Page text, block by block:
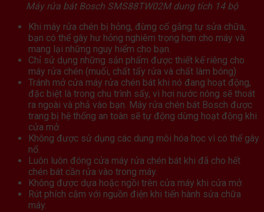
Máy rửa bát Bosch SMS88TW02M dung tích 14 bộ
Khi máy rửa chén bị hỏng, đừng cố gắng tự sửa chữa,
bạn có thể gây hư hỏng nghiêm trọng hơn cho máy và
mang lại những nguy hiểm cho bạn.
Chỉ sử dụng những sản phẩm được thiết kế riêng cho
máy rửa chén (muối, chất tẩy rửa và chất làm bóng)
Tránh mở cửa máy rửa chén bát khi nó đang hoạt động,
đặc biệt là trong chu trình sấy, vì hơi nước nóng sẽ thoát
ra ngoài và phả vào bạn. Máy rửa chén bát Bosch được
trang bị hệ thống an toàn sẽ tự động dừng hoạt động khi
cửa mở.
Không được sử dụng các dung môi hóa học vì có thể gây
nổ.
Luôn luôn đóng cửa máy rửa chén bát khi đã cho hết
chén bát cần rửa vào trong máy.
Không được dựa hoặc ngồi trên cửa máy khi cửa mở.
Rút phích cắm với nguồn điện khi tiến hành sửa chữa
máy.